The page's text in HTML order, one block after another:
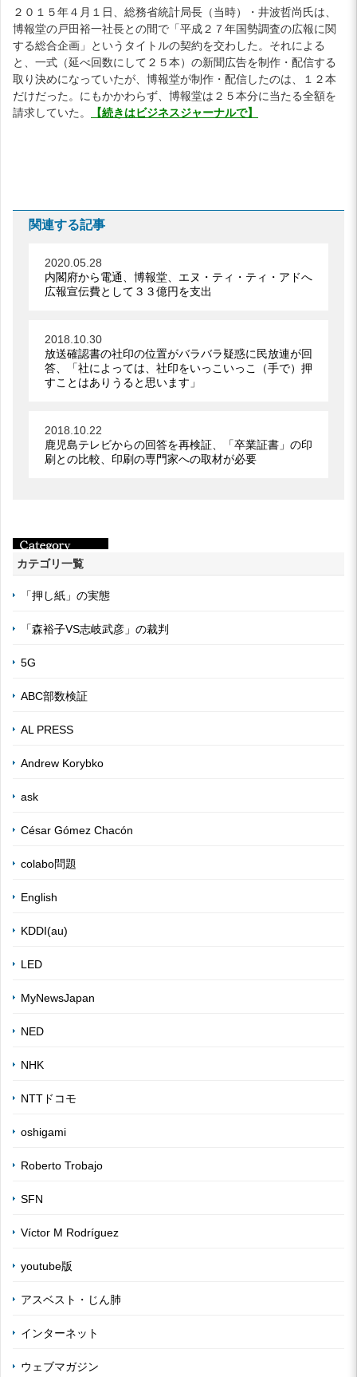
２０１５年４月１日、総務省統計局長（当時）・井波哲尚氏は、
博報堂の戸田裕一社長との間で「平成２７年国勢調査の広報に関
する総合企画」というタイトルの契約を交わした。それによる
と、一式（延べ回数にして２５本）の新聞広告を制作・配信する
取り決めになっていたが、博報堂が制作・配信したのは、１２本
だけだった。にもかかわらず、博報堂は２５本分に当たる全額を
請求していた。
【続きはビジネスジャーナルで】
関連する記事
2020.05.28
内閣府から電通、博報堂、エヌ・ティ・ティ・アドへ
広報宣伝費として３３億円を支出
2018.10.30
放送確認書の社印の位置がバラバラ疑惑に民放連が回
答、「社によっては、社印をいっこいっこ（手で）押
すことはありうると思います」
2018.10.22
鹿児島テレビからの回答を再検証、「卒業証書」の印
刷との比較、印刷の専門家への取材が必要
カテゴリ一覧
「押し紙」の実態
「森裕子VS志岐武彦」の裁判
5G
ABC部数検証
AL PRESS
Andrew Korybko
ask
César Gómez Chacón
colabo問題
English
KDDI(au)
LED
MyNewsJapan
NED
NHK
NTTドコモ
oshigami
Roberto Trobajo
SFN
Víctor M Rodríguez
youtube版
アスベスト・じん肺
インターネット
ウェブマガジン